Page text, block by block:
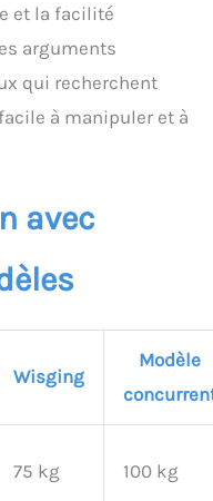
et la facilité
arguments
qui recherchent
à manipuler et à
avec
Wisging
Modèle
75 kg 100 kg